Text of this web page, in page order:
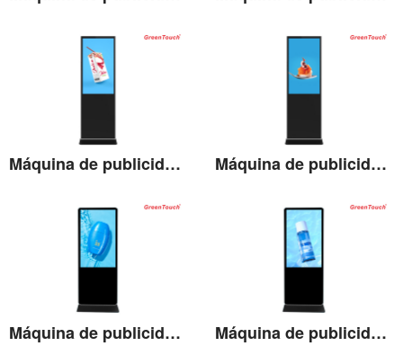
Ver detalhes Ver detalhes
Ver detalhes
Máquina de publicidade vertical IR de 55''
Ver detalhes
Máquina de publicidade vertical IR de 65''
Máquina de publicidade vertical LCD de 43'' Máquina de publicidade vertical LCD de 49''